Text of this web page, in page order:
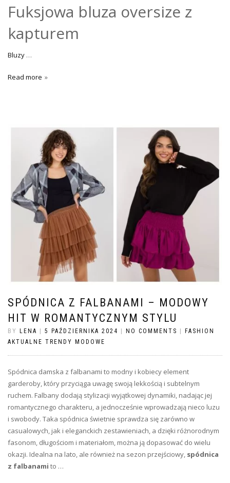
Fuksjowa bluza oversize z
kapturem
Bluzy …
Read more
SPÓDNICA Z FALBANAMI – MODOWY
HIT W ROMANTYCZNYM STYLU
BY LENA 5 PAŹDZIERNIKA 2024 NO COMMENTS
FASHION
AKTUALNE TRENDY MODOWE
Spódnica damska z falbanami to modny i kobiecy element
garderoby, który przyciąga uwagę swoją lekkością i subtelnym
ruchem. Falbany dodają stylizacji wyjątkowej dynamiki, nadając jej
romantycznego charakteru, a jednocześnie wprowadzają nieco luzu
i swobody. Taka spódnica świetnie sprawdza się zarówno w
casualowych, jak i eleganckich zestawieniach, a dzięki różnorodnym
fasonom, długościom i materiałom, można ją dopasować do wielu
okazji. Idealna na lato, ale również na sezon przejściowy, spódnica
z falbanami to …